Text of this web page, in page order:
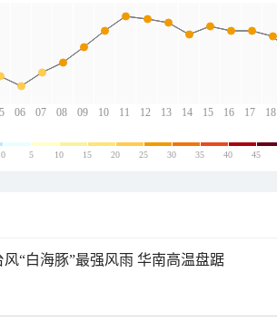
06 07 08 09 10 11 12 13 14 15 16 17 18
0 5 10 15 20 25 30 35 40 45
“白海豚”最强风雨 华南高温盘踞